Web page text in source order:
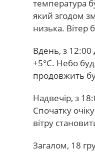
температура
який згодом
низька. Вітер
Вдень, з 12:00
+5°С. Небо
продовжить
Надвечір, з
Спочатку
вітру
Загалом, 18